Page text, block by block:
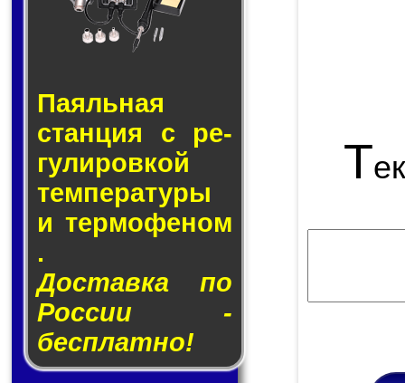
Паяльная
стан­ция с ре­
гу­ли­ров­кой
тем­пе­ра­ту­ры
и тер­мо­фе­ном
.
Доставка по
России -
бесплатно!
Т